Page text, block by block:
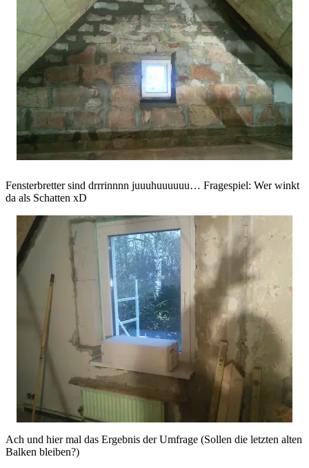
Fensterbretter sind drrrinnnn juuuhuuuuuu… Fragespiel: Wer winkt
da als Schatten xD
Ach und hier mal das Ergebnis der Umfrage (Sollen die letzten alten
Balken bleiben?)